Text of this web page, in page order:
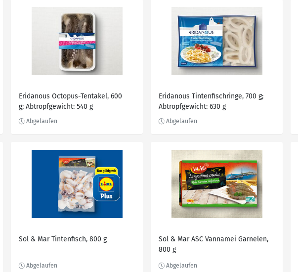
Eridanous Octopus-Tentakel, 600
g; Abtropfgewicht: 540 g
Eridanous Tintenfischringe, 700 g;
Abtropfgewicht: 630 g
Sol & Mar Tintenfisch, 800 g
Sol & Mar ASC Vannamei Garnelen,
800 g